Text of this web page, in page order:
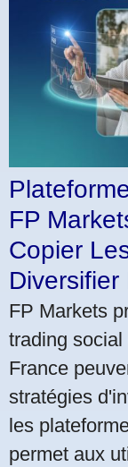
FP
Copier
FP Markets
trading
France
stratégies
les
permet aux